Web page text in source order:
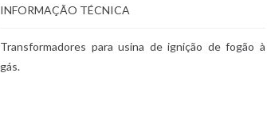
INFORMAÇÃO TÉCNICA
Transformadores para usina de ignição de fogão à
gás.